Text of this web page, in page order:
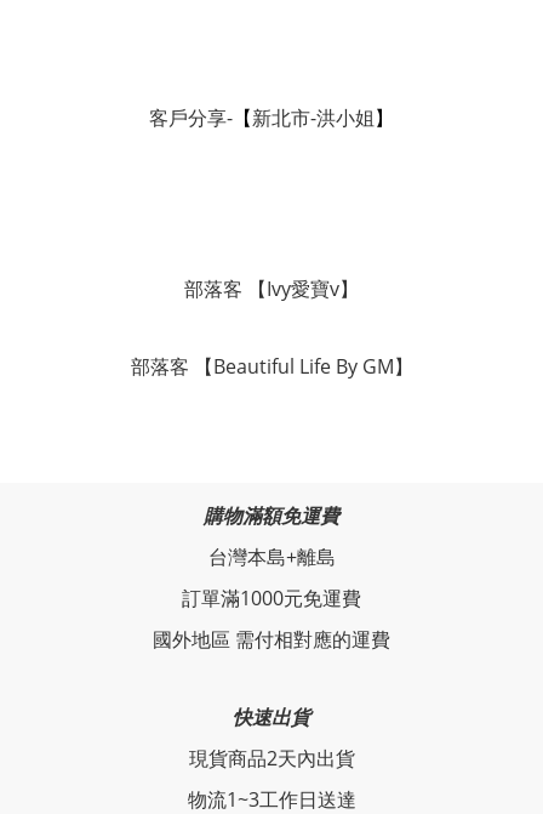
客戶分享- 【新北市-洪小姐】
部落客 【Ivy愛寶v】
部落客 【Beautiful Life By GM】
購物滿額免運費
台灣本島+離島
訂單滿1000元免運費
國外地區 需付相對應的運費
快速出貨
現貨商品2天內出貨
物流1~3工作日送達